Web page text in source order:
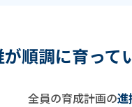
が順調に育って
全員の育成計画の進